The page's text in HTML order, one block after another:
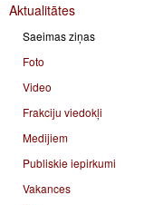
Aktualitātes
Saeimas ziņas
Foto
Video
Frakciju viedokļi
Medijiem
Publiskie iepirkumi
Vakances